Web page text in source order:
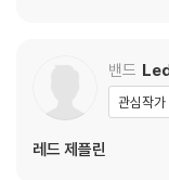
디스크에 미세한 잔 흠
있으며, 상품의 불량이
밴드
관심작가
레드 제플린